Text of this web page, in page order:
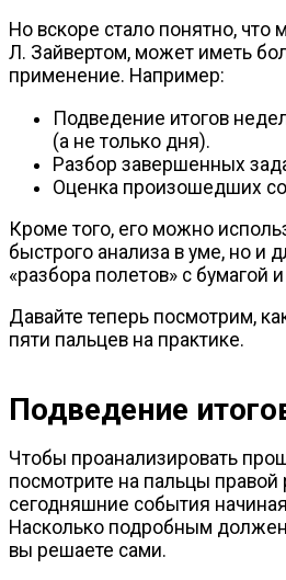
Но вскоре стало понятно,
Л. Зайвертом, может иметь
применение. Например:
Подведение итогов
(а не только дня).
Разбор завершенных
Оценка произошедших
Кроме того, его можно
быстрого анализа в уме, но и
«разбора полетов» с бумагой
Давайте теперь посмотрим,
пяти пальцев на практике.
Подведение
Чтобы проанализировать
посмотрите на пальцы правой
сегодняшние события
Насколько подробным
вы решаете сами.